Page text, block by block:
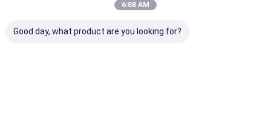
6:08 AM
Good day, what product are you looking for?